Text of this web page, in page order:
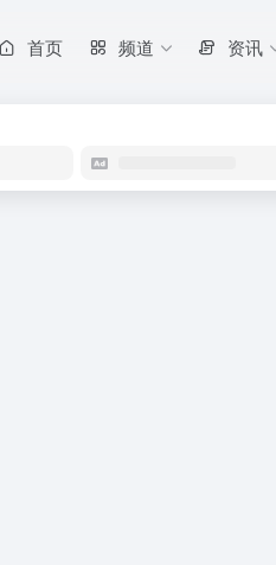
首页 频道 资讯